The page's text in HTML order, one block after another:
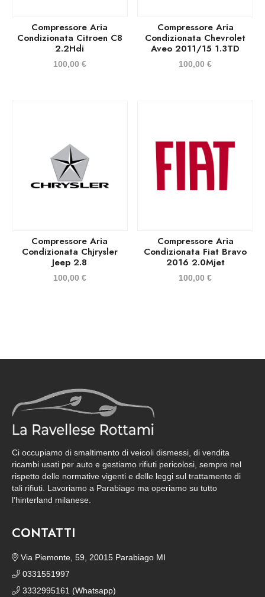
Compressore Aria
Condizionata Citroen C8
2.2Hdi
100,00 €
Compressore Aria
Condizionata Chevrolet
Aveo 2011/15 1.3TD
100,00€
Compressore Aria
Condizionata Chjrysler
Jeep 2.8
100,00 €
Compressore Aria
Condizionata Fiat Bravo
2016 2.0Mjet
100,00€
Ci occupiamo di smaltimento di veicoli dismessi, di vendita
ricambi usati per auto e gestiamo rifiuti pericolosi, sempre nel
rispetto delle normative vigenti e delle leggi sul trattamento di
tali rifiuti. Lavoriamo a Parabiago ma operiamo su tutto
l’hinterland milanese.
CONTATTI
Via Piemonte, 59, 20015 Parabiago MI
0331551997
3332995161 (Whatsapp)